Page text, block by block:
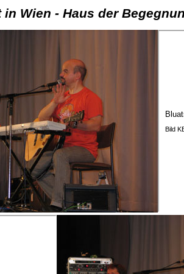
Wien - Haus der
Bild